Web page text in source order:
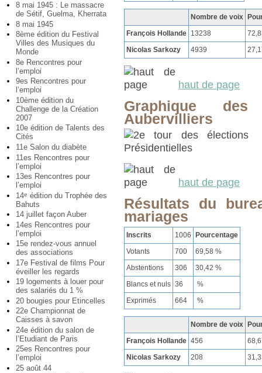
8 mai 1945 : Le massacre
de Sétif, Guelma, Kherrata
8 mai 1945
8ème édition du Festival
Villes des Musiques du
Monde
8e Rencontres pour
l’emploi
9es Rencontres pour
l’emploi
10ème édition du
Challenge de la Création
2007
10e édition de Talents des
Cités
11e Salon du diabète
11es Rencontres pour
l’emploi
13es Rencontres pour
l’emploi
14e édition du Trophée des
Bahuts
14 juillet façon Auber
14es Rencontres pour
l’emploi
15e rendez-vous annuel
des associations
17e Festival de films Pour
éveiller les regards
19 logements à louer pour
des salariés du 1 %
20 bougies pour Etincelles
22e Championnat de
Caisses à savon
24e édition du salon de
l’Etudiant de Paris
25es Rencontres pour
l’emploi
25 août 44
Nombre de voix
François Hollande 13238
Nicolas Sarkozy
4939
haut de page
Graphique
Aubervilliers
haut de page
Résultats du
mariages
Inscrits 1006 Pourcentage
Votants
700
69,58 %
Abstentions
306
30,42 %
Blancs et nuls 36
%
Exprimés
664 %
Nombre de voix
François Hollande 456
Nicolas Sarkozy
208